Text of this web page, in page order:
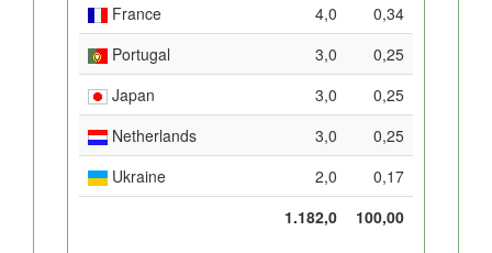
France
4,0
0,34
Portugal
3,0
0,25
Japan
3,0
0,25
Netherlands
3,0
0,25
Ukraine
2,0
0,17
1.182,0
100,00